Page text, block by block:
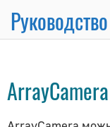
Основные темы
Object3D→Camera
ArrayCamera